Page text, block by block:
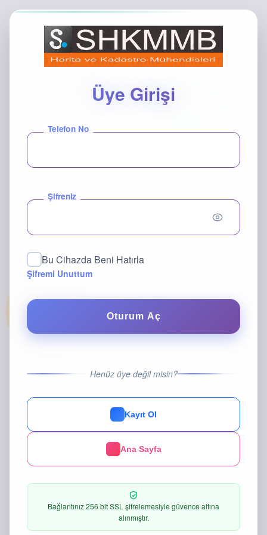
Üye Girişi
Telefon No
Şifreniz
Bu Cihazda Beni Hatırla
Şifremi Unuttum
Oturum Aç
Henüz üye değil misin?
Kayıt Ol
Ana Sayfa
Bağlantınız 256 bit SSL şifrelemesiyle güvence altına
alınmıştır.